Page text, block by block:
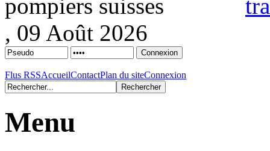
, 09 Août 2026
Flus RSSAccueilContactPlan du siteConnexion
Menu